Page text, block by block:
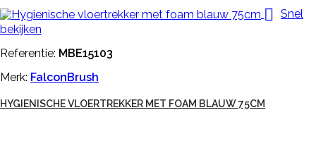
 Snel
bekijken
Referentie: MBE15103
Merk: FalconBrush
HYGIENISCHE VLOERTREKKER MET FOAM BLAUW 75CM